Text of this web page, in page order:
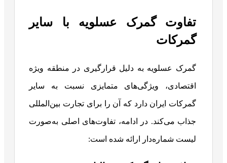
تفاوت گمرک عسلویه با سایر
گمرکات
گمرک عسلویه به دلیل قرارگیری در منطقه ویژه
اقتصادی، ویژگی‌های متمایزی نسبت به سایر
گمرکات ایران دارد که آن را برای تجارت بین‌المللی
جذاب می‌کند. در ادامه، تفاوت‌های اصلی به‌صورت
لیست شماره‌دار ارائه شده است: